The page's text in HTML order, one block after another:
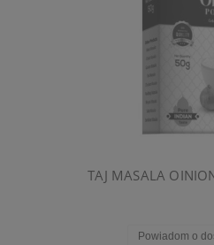
TAJ MASALA
Powiadom o